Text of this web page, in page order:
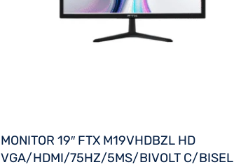
MONITOR 19″ FTX M19VHDBZL HD
VGA/HDMI/75HZ/5MS/BIVOLT C/BISEL